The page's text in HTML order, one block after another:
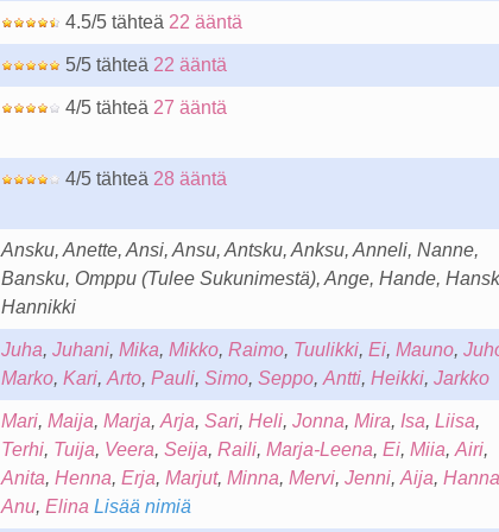
4.5/5 tähteä 22 ääntä
5/5 tähteä 22 ääntä
4/5 tähteä 27 ääntä
4/5 tähteä 28 ääntä
Ansku, Anette, Ansi, Ansu, Antsku, Anksu, Anneli, Nanne,
Bansku, Omppu (Tulee Sukunimestä), Ange, Hande,
Hannikki
Juha, Juhani, Mika, Mikko, Raimo, Tuulikki, Ei, Mauno,
Marko, Kari, Arto, Pauli, Simo, Seppo, Antti, Heikki, Jarkko
Mari, Maija, Marja, Arja, Sari, Heli, Jonna, Mira, Isa, Liisa,
Terhi, Tuija, Veera, Seija, Raili, Marja-Leena, Ei, Miia, Airi,
Anita, Henna, Erja, Marjut, Minna, Mervi, Jenni, Aija, Hanna
Anu, Elina Lisää nimiä